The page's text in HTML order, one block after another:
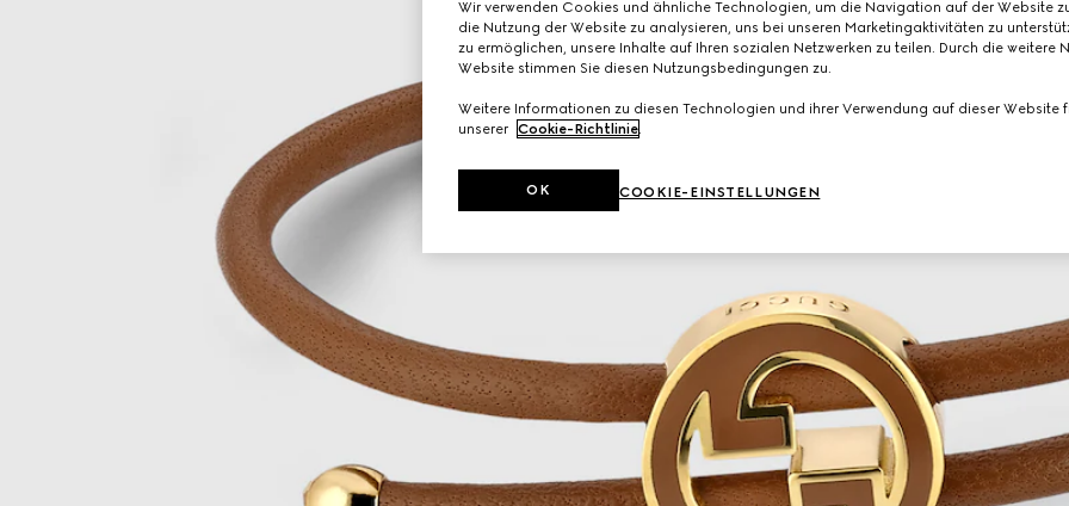
Wir verwenden Cookies und ähnliche Technologien, um die Navigation auf der Website
die Nutzung der Website zu analysieren, uns bei unseren Marketingaktivitäten zu
zu ermöglichen, unsere Inhalte auf Ihren sozialen Netzwerken zu teilen. Durch die weitere
Website stimmen Sie diesen Nutzungsbedingungen zu.
Weitere Informationen zu diesen Technologien und ihrer Verwendung auf dieser Website
unserer Cookie-Richtlinie
COOKIE-EINSTELLUNGEN
OK